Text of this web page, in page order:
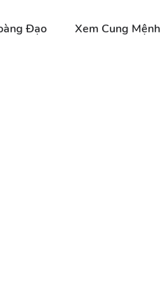
Đạo Xem Cung Mệnh